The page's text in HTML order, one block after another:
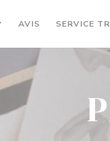
AVIS SERVICE